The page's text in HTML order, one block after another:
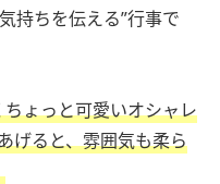
持ちを伝える”行事で
ょっと可愛いオシャレ
げると、雰囲気も柔ら